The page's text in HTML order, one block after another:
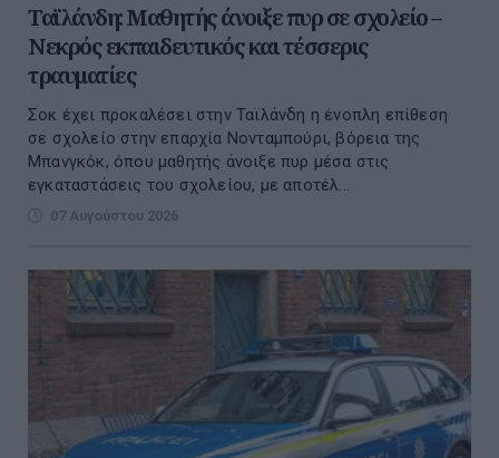
Ταϊλάνδη: Μαθητής άνοιξε πυρ σε σχολείο –
Νεκρός εκπαιδευτικός και τέσσερις
τραυματίες
Σοκ έχει προκαλέσει στην Ταϊλάνδη η ένοπλη επίθεση
σε σχολείο στην επαρχία Νονταμπούρι, βόρεια της
Μπανγκόκ, όπου μαθητής άνοιξε πυρ μέσα στις
εγκαταστάσεις του σχολείου, με αποτέλ...
07 Αυγούστου 2026